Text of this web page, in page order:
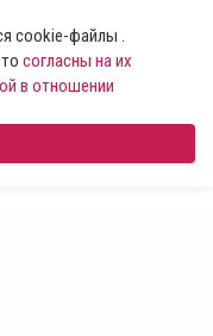
cookie-файлы .
согласны на их
в отношении